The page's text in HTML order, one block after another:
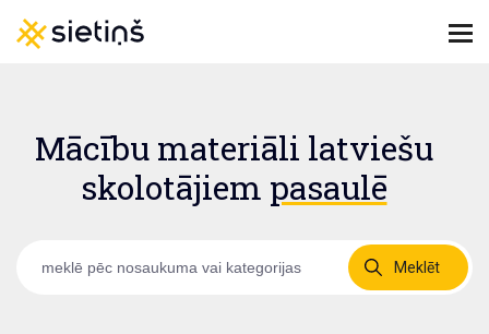
Mācību materiāli latviešu
skolotājiem pasaulē
Meklēt